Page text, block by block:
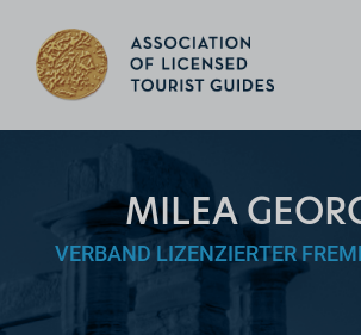
MILEA
VERBAND LIZENZIERTER